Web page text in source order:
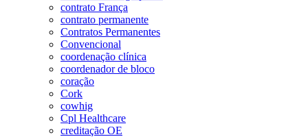
contrato França
contrato permanente
Contratos Permanentes
Convencional
coordenação clínica
coordenador de bloco
coração
Cork
cowhig
Cpl Healthcare
creditação OE